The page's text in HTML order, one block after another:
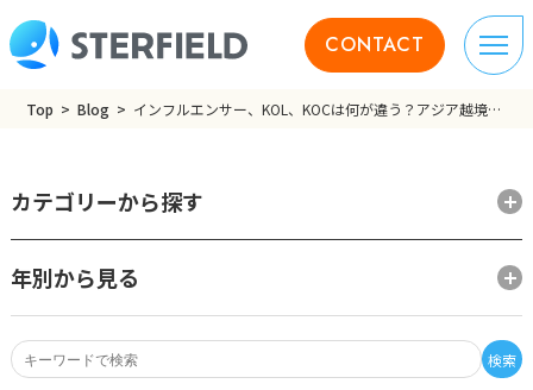
CONTACT
Top Blog インフルエンサー、KOL、KOCは何が違う？アジア越境EC販売戦略で重要なキーワードを解説
検索
カテゴリーから探す
年別から見る